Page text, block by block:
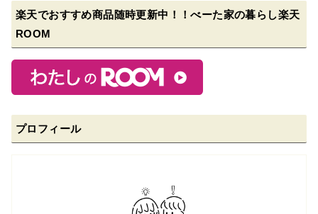
楽天でおすすめ商品随時更新中！！べーた家の暮らし楽天
ROOM
プロフィール